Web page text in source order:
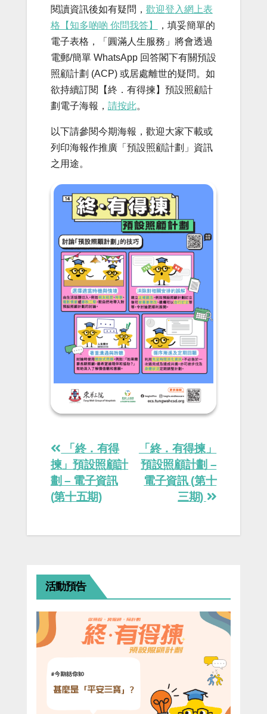
閱讀資訊後如有疑問， 歡迎登入網上表
格【知多啲啲 你問我答】
，填妥簡單的
電子表格，「圓滿人生服務」將會透過
電郵/簡單 WhatsApp 回答閣下有關預設
照顧計劃 (ACP) 或居處離世的疑問。如
欲持續訂閱【終．有得揀】預設照顧計
劃電子海報， 請按此。
以下請參閱今期海報，歡迎大家下載或
列印海報作推廣「預設照顧計劃」資訊
之用途。
Post
navigation
「終．有得揀」
預設照顧計劃 –
電子資訊 (第十
三期)
「終．有得
揀」預設照顧計
劃 – 電子資訊
(第十五期)
活動預告